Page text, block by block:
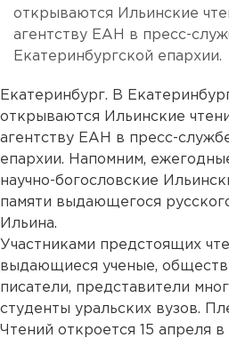
открываются Ильинские
агентству ЕАН в пресс-
Екатеринбургской епархии.
Екатеринбург. В
открываются Ильинские
агентству ЕАН в пресс-
епархии. Напомним,
научно-богословские
памяти выдающегося
Ильина.
Участниками предстоящих
выдающиеся ученые,
писатели, представители
студенты уральских вузов.
Чтений откроется 15 апреля в